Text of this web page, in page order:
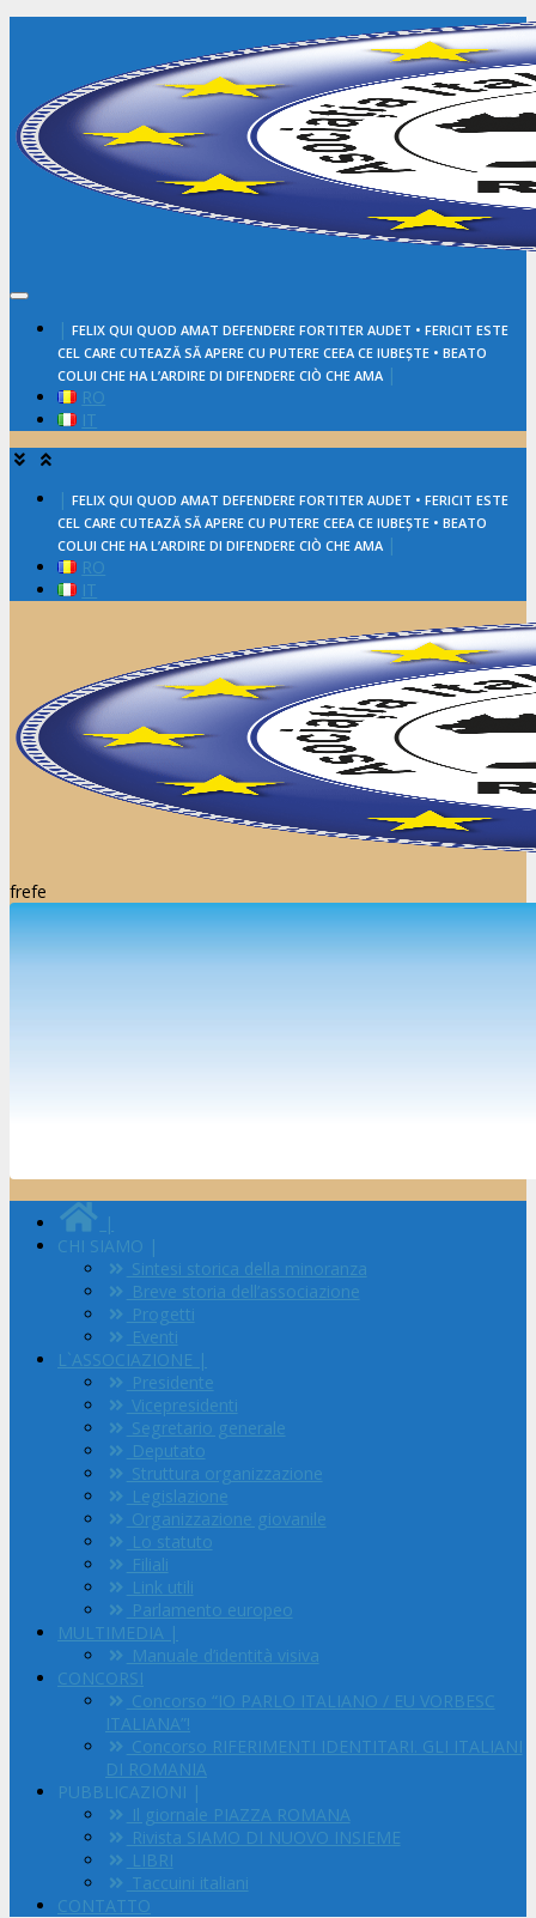
| FELIX QUI QUOD AMAT DEFENDERE FORTITER AUDET • FERICIT ESTE
CEL CARE CUTEAZĂ SĂ APERE CU PUTERE CEEA CE IUBEȘTE • BEATO
COLUI CHE HA L’ARDIRE DI DIFENDERE CIÒ CHE AMA |
RO
IT
| FELIX QUI QUOD AMAT DEFENDERE FORTITER AUDET • FERICIT ESTE
CEL CARE CUTEAZĂ SĂ APERE CU PUTERE CEEA CE IUBEȘTE • BEATO
COLUI CHE HA L’ARDIRE DI DIFENDERE CIÒ CHE AMA |
RO
IT
frefe
|
CHI SIAMO |
Sintesi storica della minoranza
Breve storia dell’associazione
Progetti
Eventi
L`ASSOCIAZIONE |
Presidente
Vicepresidenti
Segretario generale
Deputato
Struttura organizzazione
Legislazione
Organizzazione giovanile
Lo statuto
Filiali
Link utili
Parlamento europeo
MULTIMEDIA |
Manuale d’identità visiva
CONCORSI
Concorso “IO PARLO ITALIANO / EU VORBESC
ITALIANA”!
Concorso RIFERIMENTI IDENTITARI. GLI ITALIANI
DI ROMANIA
PUBBLICAZIONI |
Il giornale PIAZZA ROMANA
Rivista SIAMO DI NUOVO INSIEME
LIBRI
Taccuini italiani
CONTATTO